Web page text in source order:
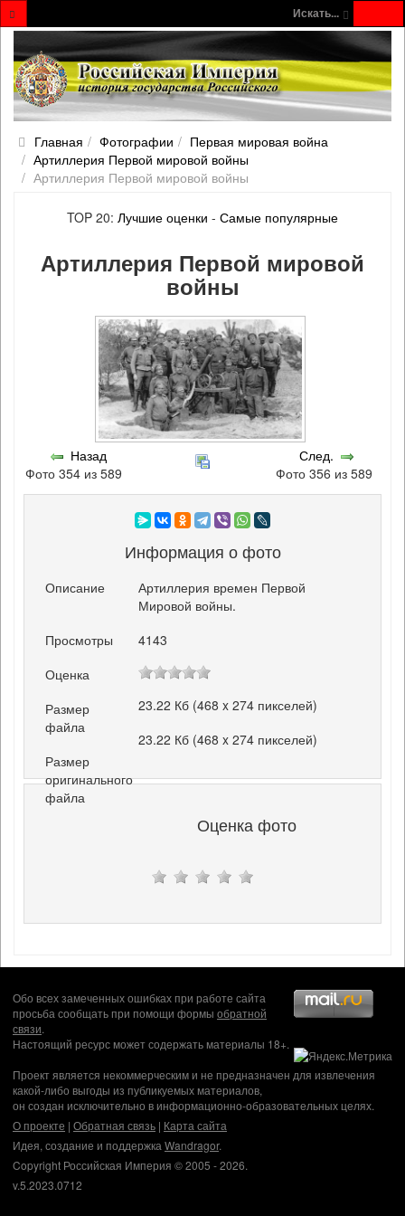
Искать...
Главная Фотографии
Первая мировая война
Артиллерия Первой мировой войны
Артиллерия Первой мировой войны
TOP 20: Лучшие оценки - Самые популярные
Артиллерия Первой мировой
войны
Назад
Фото 354 из 589
След.
Фото 356 из 589
Информация о фото
Описание
Артиллерия времен Первой
Мировой войны.
Просмотры
4143
Оценка
Размер
файла
23.22 Кб (468 x 274 пикселей)
Размер
оригинального
файла
23.22 Кб (468 x 274 пикселей)
Оценка фото
Обо всех замеченных ошибках при работе сайта
просьба сообщать при помощи формы обратной
связи.
Настоящий ресурс может содержать материалы 18+.
Проект является некоммерческим и не предназначен для извлечения
какой-либо выгоды из публикуемых материалов,
он создан исключительно в информационно-образовательных целях.
О проекте | Обратная связь | Карта сайта
Идея, создание и поддержка Wandragor.
Copyright Российская Империя © 2005 - 2026.
v.5.2023.0712